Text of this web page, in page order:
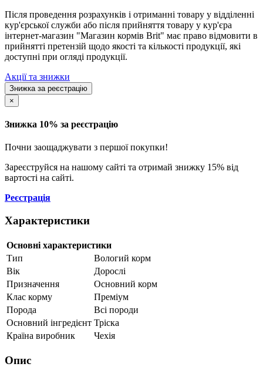
Після проведення розрахунків і отриманні товару у відділенні
кур'єрської служби або після прийняття товару у кур'єра
інтернет-магазин "Магазин кормів Brit" має право відмовити в
прийнятті претензій щодо якості та кількості продукції, які
доступні при огляді продукції.
Акції та знижки
Знижка за реєстрацію
×
Знижка 10% за реєстрацію
Почни заощаджувати з першої покупки!
Зареєструйся на нашому сайті та отримай знижку 15% від
вартості на сайті.
Реєстрація
Характеристики
Основні характеристики
Тип
Вологий корм
Вік
Дорослі
Призначення
Основний корм
Клас корму
Преміум
Порода
Всі породи
Основний інгредієнт Тріска
Країна виробник
Чехія
Опис